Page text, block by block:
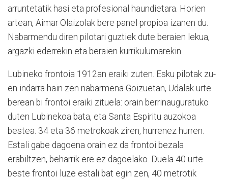
arruntetatik hasi eta profesional haundietara. Horien
artean, Aimar Olaizolak bere panel propioa izanen du.
Nabarmendu diren pilotari guztiek dute beraien lekua,
argazki ederrekin eta beraien kurrikulumarekin.
Lubineko frontoia 1912an eraiki zuten. Esku pilotak zu­
en indarra hain zen nabarmena Goizuetan, Udalak urte
berean bi frontoi eraiki zituela: orain berrinauguratuko
duten Lubinekoa bata, eta Santa Espiritu auzokoa
bestea. 34 eta 36 metrokoak ziren, hurrenez hurren.
Estali gabe dagoena orain ez da frontoi bezala
erabiltzen, beharrik ere ez dagoelako. Duela 40 urte
beste frontoi luze estali bat egin zen, 40 metrotik